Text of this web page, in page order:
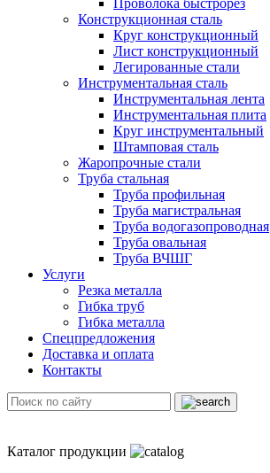
Проволока быстрорез
Конструкционная сталь
Круг конструкционный
Лист конструкционный
Легированные стали
Инструментальная сталь
Инструментальная лента
Инструментальная плита
Круг инструментальный
Штамповая сталь
Жаропрочные стали
Труба стальная
Труба профильная
Труба магистральная
Труба водогазопроводная
Труба овальная
Труба ВЧШГ
Услуги
Резка металла
Гибка труб
Гибка металла
Спецпредложения
Доставка и оплата
Контакты
Каталог продукции